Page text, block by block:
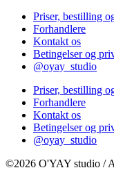
Priser, bestilling
Forhandlere
Kontakt os
Betingelser og
@oyay_studio
Priser, bestilling
Forhandlere
Kontakt os
Betingelser og
@oyay_studio
©2026 O'YAY studio /